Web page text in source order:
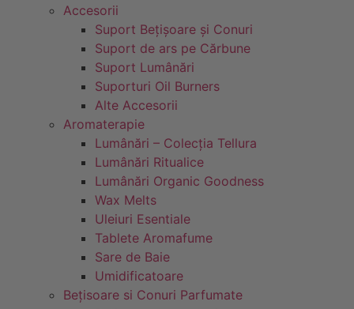
Accesorii
Suport Bețișoare și Conuri
Suport de ars pe Cărbune
Suport Lumânări
Suporturi Oil Burners
Alte Accesorii
Aromaterapie
Lumânări – Colecția Tellura
Lumânări Ritualice
Lumânări Organic Goodness
Wax Melts
Uleiuri Esentiale
Tablete Aromafume
Sare de Baie
Umidificatoare
Bețisoare si Conuri Parfumate